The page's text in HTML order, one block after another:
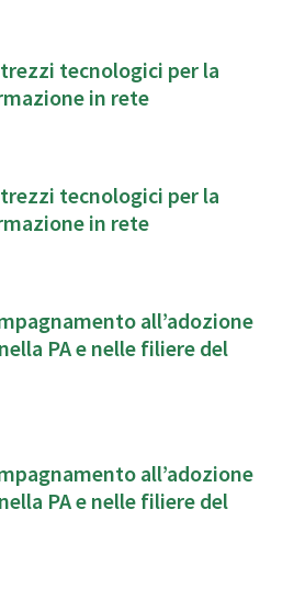
tecnologici per la
in rete
tecnologici per la
in rete
all’adozione
PA e nelle filiere del
all’adozione
PA e nelle filiere del